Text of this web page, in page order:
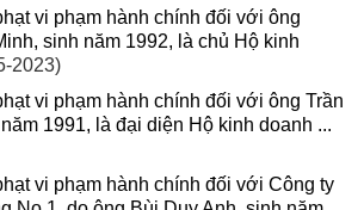
vi phạm hành chính đối với ông
sinh năm 1992, là chủ Hộ kinh
2023)
vi phạm hành chính đối với ông Trần
1991, là đại diện Hộ kinh doanh ...
vi phạm hành chính đối với Công ty